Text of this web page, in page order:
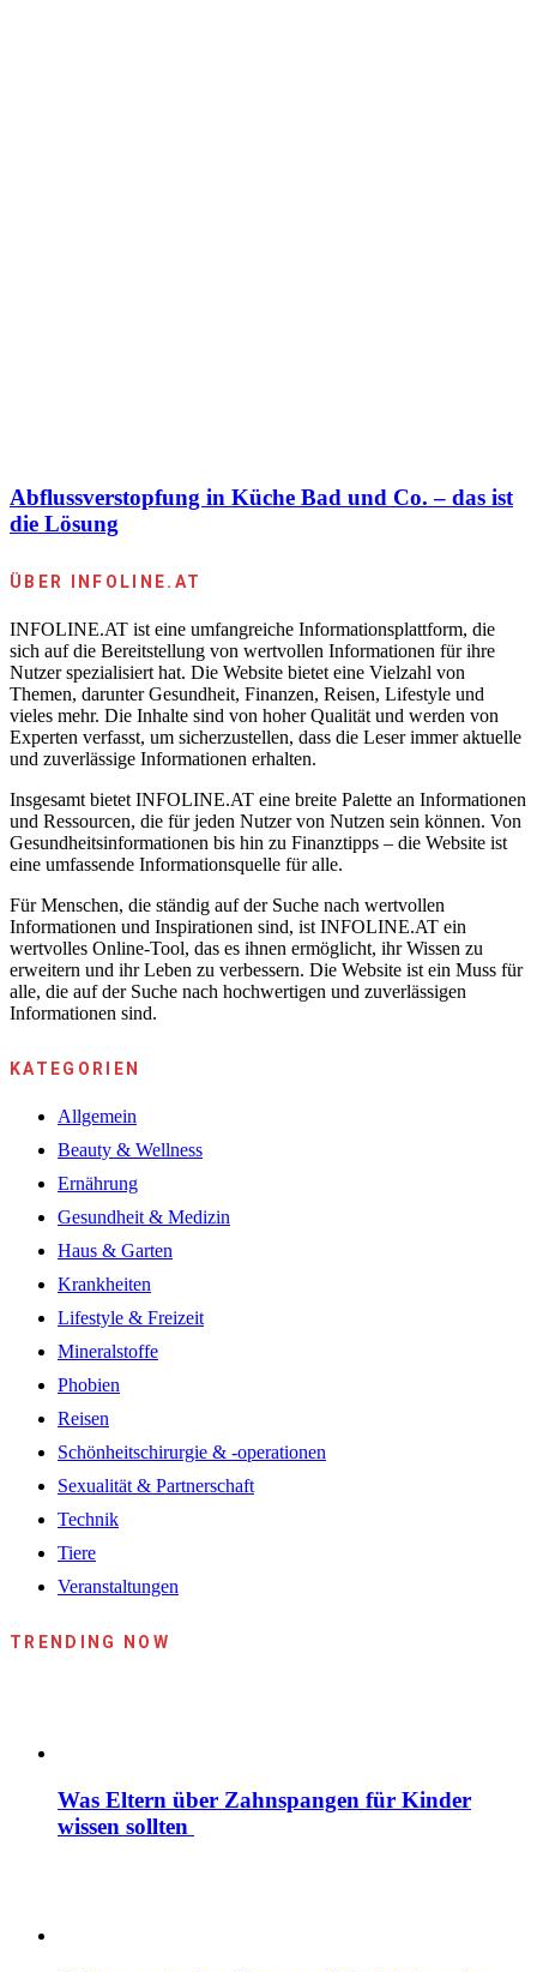
Abflussverstopfung in Küche Bad und Co. – das ist
die Lösung
ÜBER INFOLINE.AT
INFOLINE.AT ist eine umfangreiche Informationsplattform, die
sich auf die Bereitstellung von wertvollen Informationen für ihre
Nutzer spezialisiert hat. Die Website bietet eine Vielzahl von
Themen, darunter Gesundheit, Finanzen, Reisen, Lifestyle und
vieles mehr. Die Inhalte sind von hoher Qualität und werden von
Experten verfasst, um sicherzustellen, dass die Leser immer aktuelle
und zuverlässige Informationen erhalten.
Insgesamt bietet INFOLINE.AT eine breite Palette an Informationen
und Ressourcen, die für jeden Nutzer von Nutzen sein können. Von
Gesundheitsinformationen bis hin zu Finanztipps – die Website ist
eine umfassende Informationsquelle für alle.
Für Menschen, die ständig auf der Suche nach wertvollen
Informationen und Inspirationen sind, ist INFOLINE.AT ein
wertvolles Online-Tool, das es ihnen ermöglicht, ihr Wissen zu
erweitern und ihr Leben zu verbessern. Die Website ist ein Muss für
alle, die auf der Suche nach hochwertigen und zuverlässigen
Informationen sind.
KATEGORIEN
Allgemein
Beauty & Wellness
Ernährung
Gesundheit & Medizin
Haus & Garten
Krankheiten
Lifestyle & Freizeit
Mineralstoffe
Phobien
Reisen
Schönheitschirurgie & -operationen
Sexualität & Partnerschaft
Technik
Tiere
Veranstaltungen
TRENDING NOW
Was Eltern über Zahnspangen für Kinder
wissen sollten